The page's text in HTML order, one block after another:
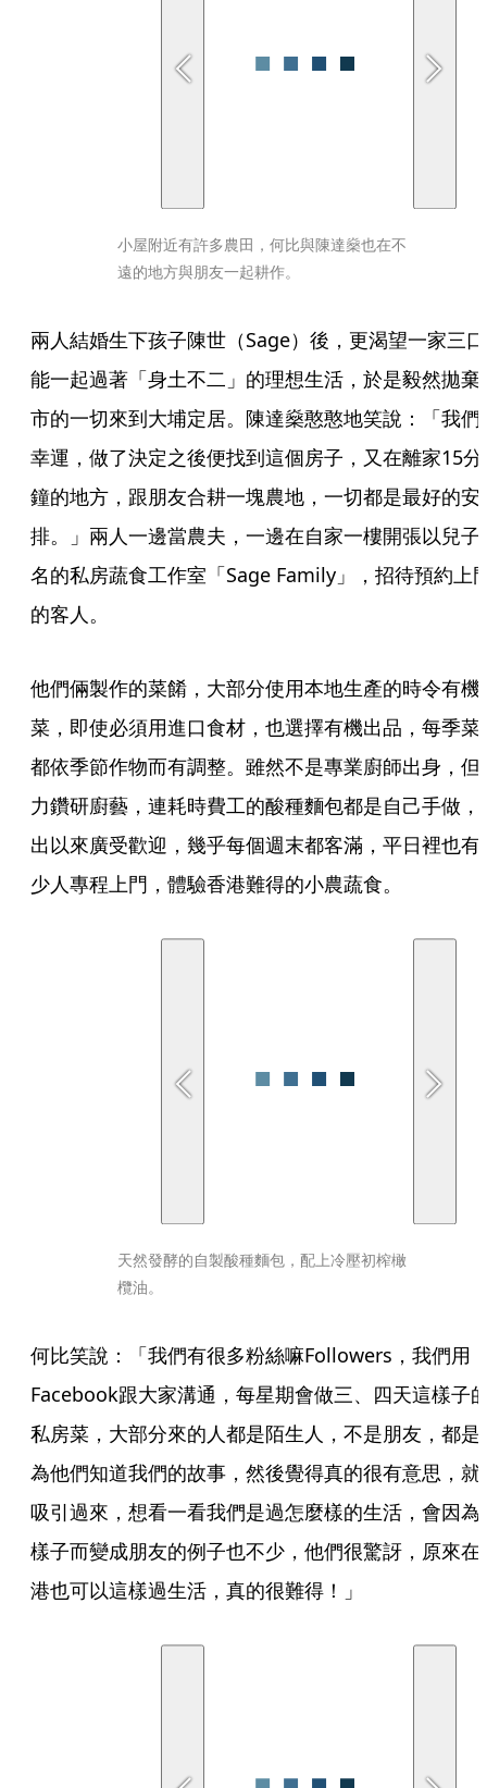
小屋附近有許多農田，何比與陳達燊也在不
遠的地方與朋友一起耕作。
兩人結婚生下孩子陳世（Sage）後，更渴望一家三口
能一起過著「身土不二」的理想生活，於是毅然拋棄
市的一切來到大埔定居。陳達燊憨憨地笑說：「我們
幸運，做了決定之後便找到這個房子，又在離家15分
鐘的地方，跟朋友合耕一塊農地，一切都是最好的安
排。」兩人一邊當農夫，一邊在自家一樓開張以兒子
名的私房蔬食工作室「Sage Family」，招待預約上
的客人。
他們倆製作的菜餚，大部分使用本地生產的時令有機
菜，即使必須用進口食材，也選擇有機出品，每季菜
都依季節作物而有調整。雖然不是專業廚師出身，但
力鑽研廚藝，連耗時費工的酸種麵包都是自己手做，
出以來廣受歡迎，幾乎每個週末都客滿，平日裡也有
少人專程上門，體驗香港難得的小農蔬食。
天然發酵的自製酸種麵包，配上冷壓初榨橄
欖油。
何比笑說：「我們有很多粉絲嘛Followers，我們用
Facebook跟大家溝通，每星期會做三、四天這樣子
私房菜，大部分來的人都是陌生人，不是朋友，都是
為他們知道我們的故事，然後覺得真的很有意思，就
吸引過來，想看一看我們是過怎麼樣的生活，會因為
樣子而變成朋友的例子也不少，他們很驚訝，原來在
港也可以這樣過生活，真的很難得！」